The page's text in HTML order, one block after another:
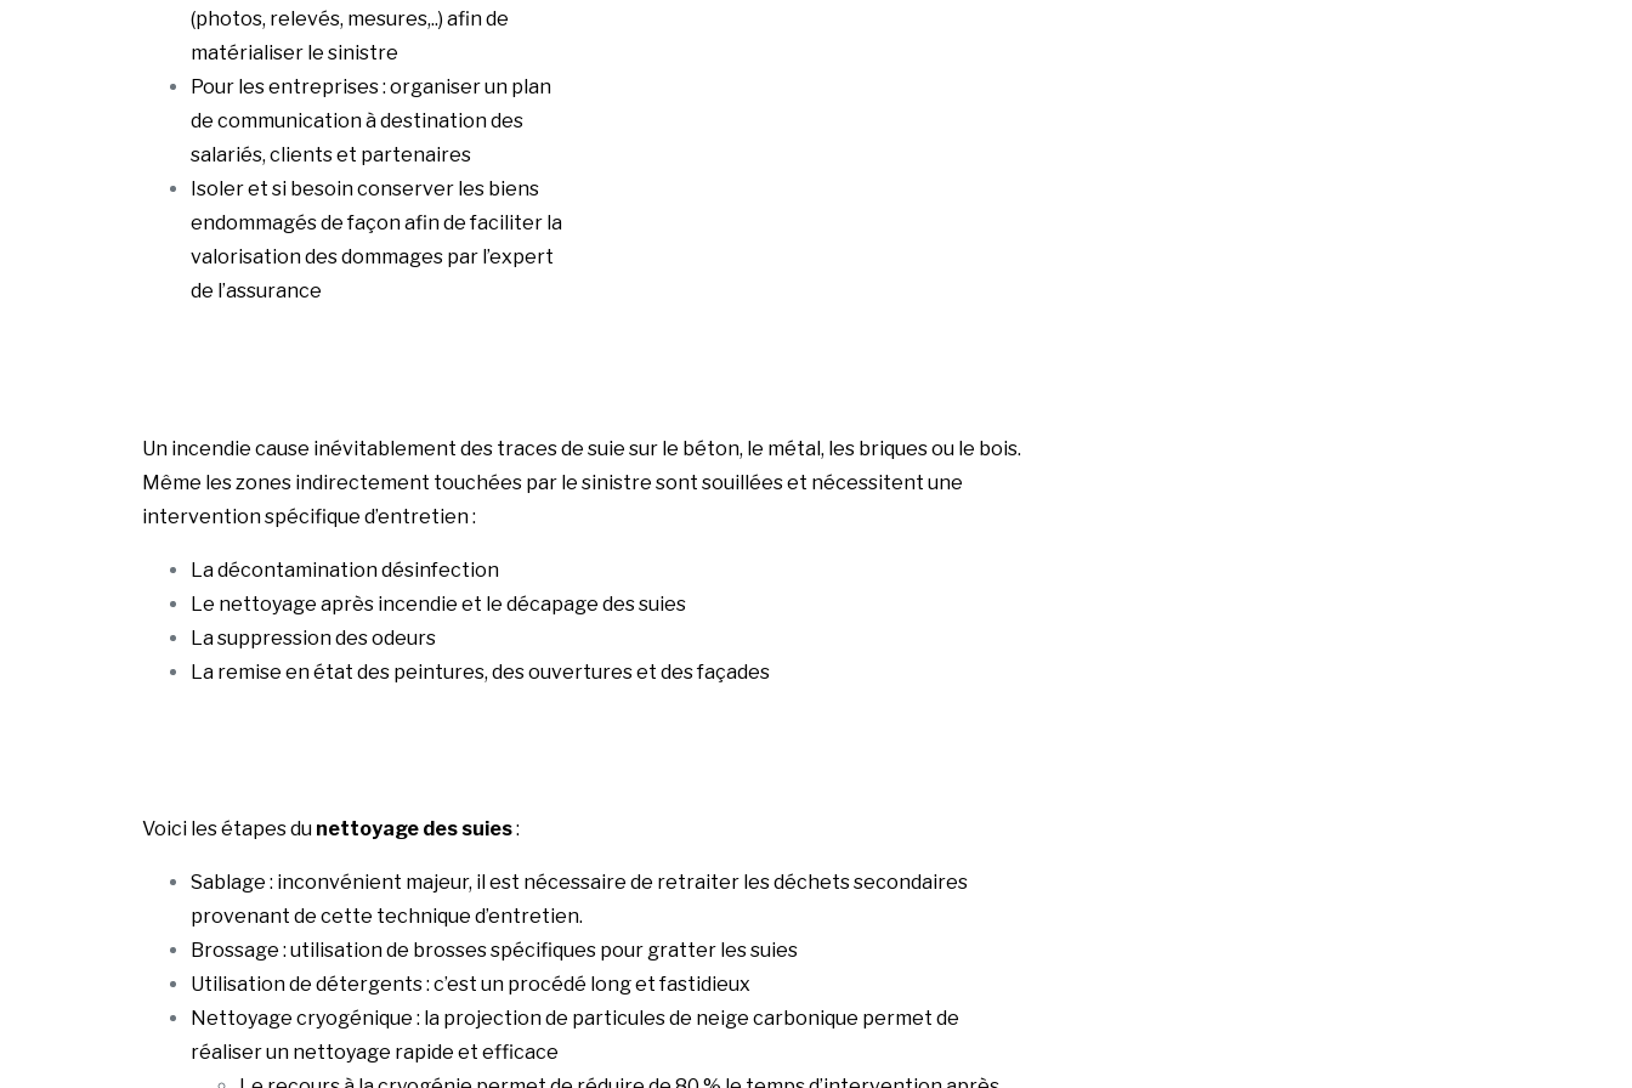
(photos, relevés, mesures,..) afin de
matérialiser le sinistre
Pour les entreprises : organiser un plan
de communication à destination des
salariés, clients et partenaires
Isoler et si besoin conserver les biens
endommagés de façon afin de faciliter la
valorisation des dommages par l’expert
de l’assurance
Un incendie cause inévitablement des traces de suie sur le béton, le métal, les briques ou le bois.
Même les zones indirectement touchées par le sinistre sont souillées et nécessitent une
intervention spécifique d’entretien :
La décontamination désinfection
Le nettoyage après incendie et le décapage des suies
La suppression des odeurs
La remise en état des peintures, des ouvertures et des façades
Voici les étapes du nettoyage des suies:
Sablage : inconvénient majeur, il est nécessaire de retraiter les déchets secondaires
provenant de cette technique d’entretien.
Brossage : utilisation de brosses spécifiques pour gratter les suies
Utilisation de détergents : c’est un procédé long et fastidieux
Nettoyage cryogénique : la projection de particules de neige carbonique permet de
réaliser un nettoyage rapide et efficace